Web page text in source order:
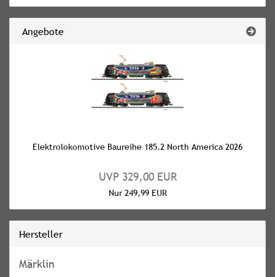
Angebote
Elektrolokomotive Baureihe 185.2 North America 2026
UVP 329,00 EUR
Nur 249,99 EUR
Hersteller
Märklin